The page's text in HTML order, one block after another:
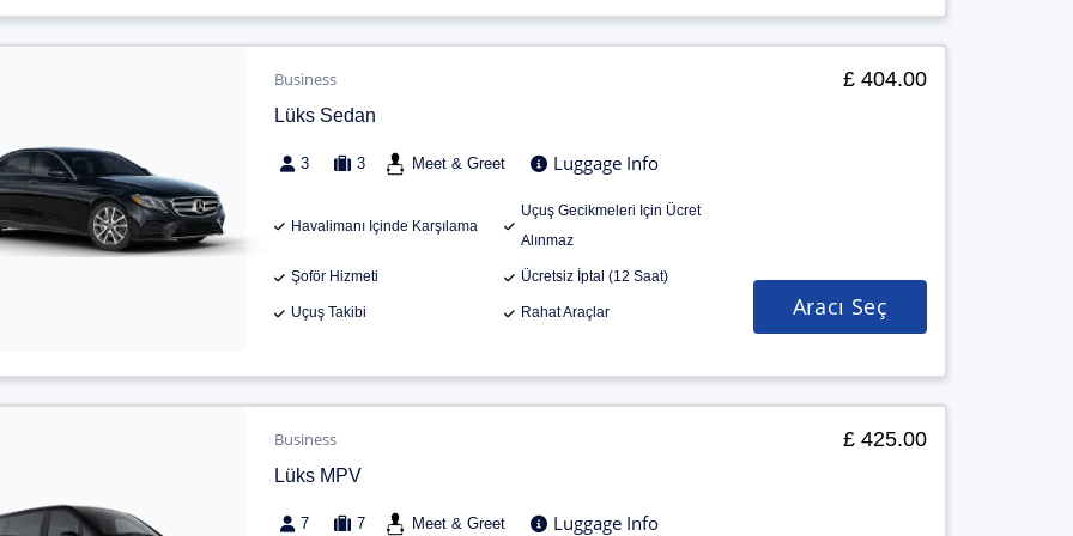
Business
Lüks Sedan
3 3 Meet & Greet Luggage Info
Havalimanı Içinde Karşılama
Uçuş Gecikmeleri Için Ücret
Alınmaz
Şoför Hizmeti Ücretsiz İptal (12 Saat)
Uçuş Takibi Rahat Araçlar
£ 404.00
Aracı Seç
Business
Lüks MPV
7 7 Meet & Greet Luggage Info
£ 425.00